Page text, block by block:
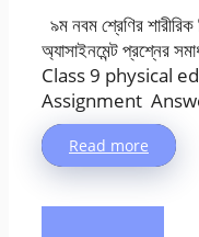
৯ম নবম শ্রেণির শারীরিক
অ্যাসাইনমেন্ট প্রশ্নের
Class 9 physical
Assignment
Read more